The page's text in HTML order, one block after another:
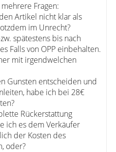
Fragen:
Artikel nicht klar als
im Unrecht?
spätestens bis nach
Falls von OPP einbehalten.
mit irgendwelchen
Gunsten entscheiden und
habe ich bei 28€
Rückerstattung
ich es dem Verkäufer
der Kosten des
oder?